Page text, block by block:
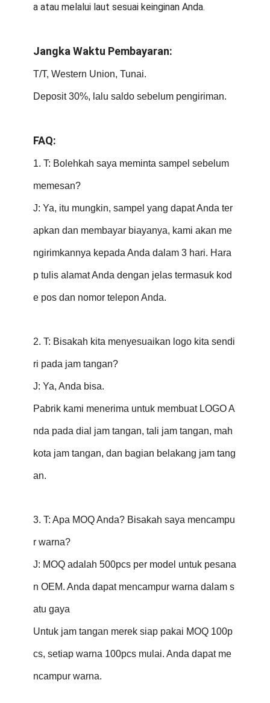
a atau melalui laut sesuai keinginan Anda.
Jangka Waktu Pembayaran:
T/T, Western Union, Tunai.
Deposit 30%, lalu saldo sebelum pengiriman.
FAQ:
1. T: Bolehkah saya meminta sampel sebelum
memesan?
J: Ya, itu mungkin, sampel yang dapat Anda ter
apkan dan membayar biayanya, kami akan me
ngirimkannya kepada Anda dalam 3 hari. Hara
p tulis alamat Anda dengan jelas termasuk kod
e pos dan nomor telepon Anda.
2. T: Bisakah kita menyesuaikan logo kita sendi
ri pada jam tangan?
J: Ya, Anda bisa.
Pabrik kami menerima untuk membuat LOGO A
nda pada dial jam tangan, tali jam tangan, mah
kota jam tangan, dan bagian belakang jam tang
an.
3. T: Apa MOQ Anda? Bisakah saya mencampu
r warna?
J: MOQ adalah 500pcs per model untuk pesana
n OEM. Anda dapat mencampur warna dalam s
atu gaya
Untuk jam tangan merek siap pakai MOQ 100p
cs, setiap warna 100pcs mulai. Anda dapat me
ncampur warna.